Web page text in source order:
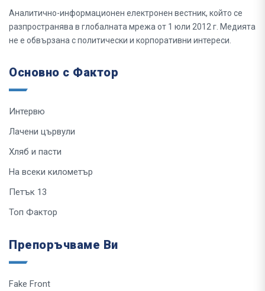
Аналитично-информационен електронен вестник, който се
разпространява в глобалната мрежа от 1 юли 2012 г. Медията
не е обвързана с политически и корпоративни интереси.
Основно с Фактор
Интервю
Лачени цървули
Хляб и пасти
На всеки километър
Петък 13
Топ Фактор
Препоръчваме Ви
Fake Front